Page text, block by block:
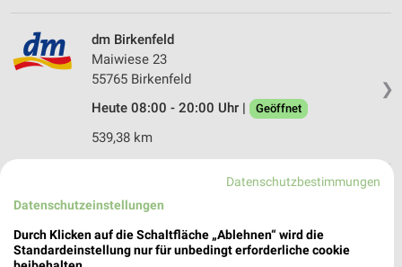
❯
dm Birkenfeld
Maiwiese 23
55765 Birkenfeld
Heute 08:00 - 20:00 Uhr |
Geöffnet
539,38 km
Bischofsdhroner Str. 7
54497 Morbach
Heute 08:00 - 20:00 Uhr |
Geöffnet
Datenschutzbestimmungen
Datenschutzeinstellungen
Durch Klicken auf die Schaltfläche „Ablehnen“ wird die
Standardeinstellung nur für unbedingt erforderliche cookie